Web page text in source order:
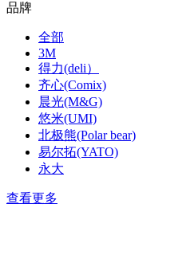
品牌
全部
3M
得力(deli）
齐心(Comix)
晨光(M&G)
悠米(UMI)
北极熊(Polar bear)
易尔拓(YATO)
永大
查看更多